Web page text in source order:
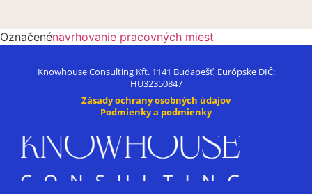
Označenénavrhovanie pracovných miest
Knowhouse Consulting Kft. 1141 Budapešť, Európske DIČ:
HU32350847
Zásady ochrany osobných údajov
Podmienky a podmienky